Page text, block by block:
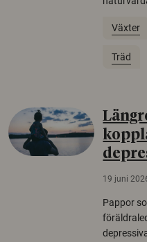
Växter
Träd
19 juni
Pappor